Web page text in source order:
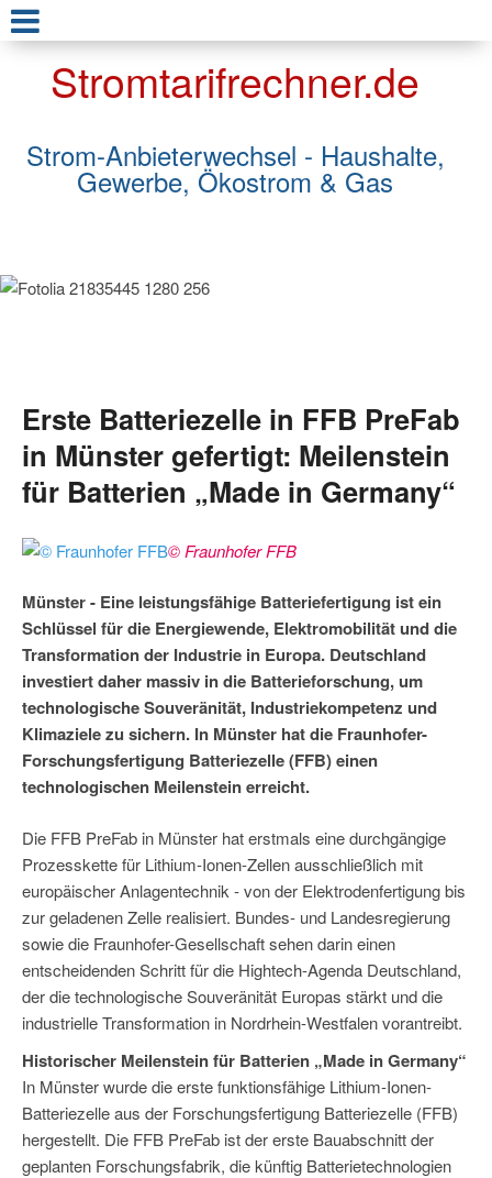
Stromtarifrechner.de
Strom-Anbieterwechsel - Haushalte,
Gewerbe, Ökostrom & Gas
Erste Batteriezelle in FFB PreFab
in Münster gefertigt: Meilenstein
für Batterien „Made in Germany“
© Fraunhofer FFB
Münster - Eine leistungsfähige Batteriefertigung ist ein
Schlüssel für die Energiewende, Elektromobilität und die
Transformation der Industrie in Europa. Deutschland
investiert daher massiv in die Batterieforschung, um
technologische Souveränität, Industriekompetenz und
Klimaziele zu sichern. In Münster hat die Fraunhofer-
Forschungsfertigung Batteriezelle (FFB) einen
technologischen Meilenstein erreicht.
Die FFB PreFab in Münster hat erstmals eine durchgängige
Prozesskette für Lithium-Ionen-Zellen ausschließlich mit
europäischer Anlagentechnik - von der Elektrodenfertigung bis
zur geladenen Zelle realisiert. Bundes- und Landesregierung
sowie die Fraunhofer-Gesellschaft sehen darin einen
entscheidenden Schritt für die Hightech-Agenda Deutschland,
der die technologische Souveränität Europas stärkt und die
industrielle Transformation in Nordrhein-Westfalen vorantreibt.
Historischer Meilenstein für Batterien „Made in Germany“
In Münster wurde die erste funktionsfähige Lithium-Ionen-
Batteriezelle aus der Forschungsfertigung Batteriezelle (FFB)
hergestellt. Die FFB PreFab ist der erste Bauabschnitt der
geplanten Forschungsfabrik, die künftig Batterietechnologien